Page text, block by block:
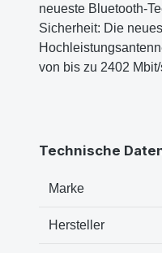
neueste Bluetooth-
Sicherheit: Die
von bis zu 2402
Technische
Marke
Hersteller